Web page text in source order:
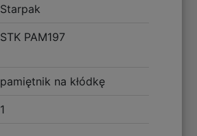
Starpak
STK PAM197
pamiętnik na kłódkę
1